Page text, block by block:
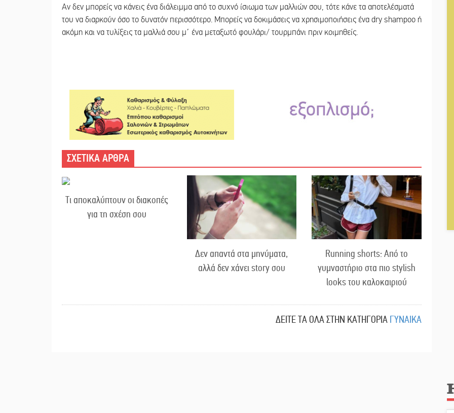
Αν δεν μπορείς να κάνεις ένα διάλειμμα από το συχνό ίσιωμα των μαλλιών σου, τότε κάνε τα αποτελέσματά
του να διαρκούν όσο το δυνατόν περισσότερο. Μπορείς να δοκιμάσεις να χρησιμοποιήσεις ένα dry shampoo ή
ακόμη και να τυλίξεις τα μαλλιά σου μ΄ ένα μεταξωτό φουλάρι/ τουρμπάνι πριν κοιμηθείς.
ΣΧΕΤΙΚΑ ΑΡΘΡΑ
Τι αποκαλύπτουν οι διακοπές
για τη σχέση σου
Δεν απαντά στα μηνύματα,
αλλά δεν χάνει story σου
Running shorts: Από το
γυμναστήριο στα πιο stylish
looks του καλοκαιριού
ΔΕΙΤΕ ΤΑ ΟΛΑ ΣΤΗΝ ΚΑΤΗΓΟΡΙΑ ΓΥΝΑΙΚΑ